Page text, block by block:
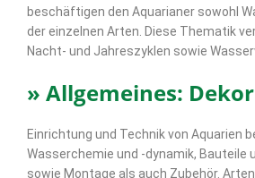
beschäftigen den Aquarianer sowohl
der einzelnen Arten. Diese Thematik
Nacht- und Jahreszyklen sowie
» Allgemeines:
Einrichtung und Technik von Aquarien
Wasserchemie und -dynamik, Bauteile
sowie Montage als auch Zubehör.